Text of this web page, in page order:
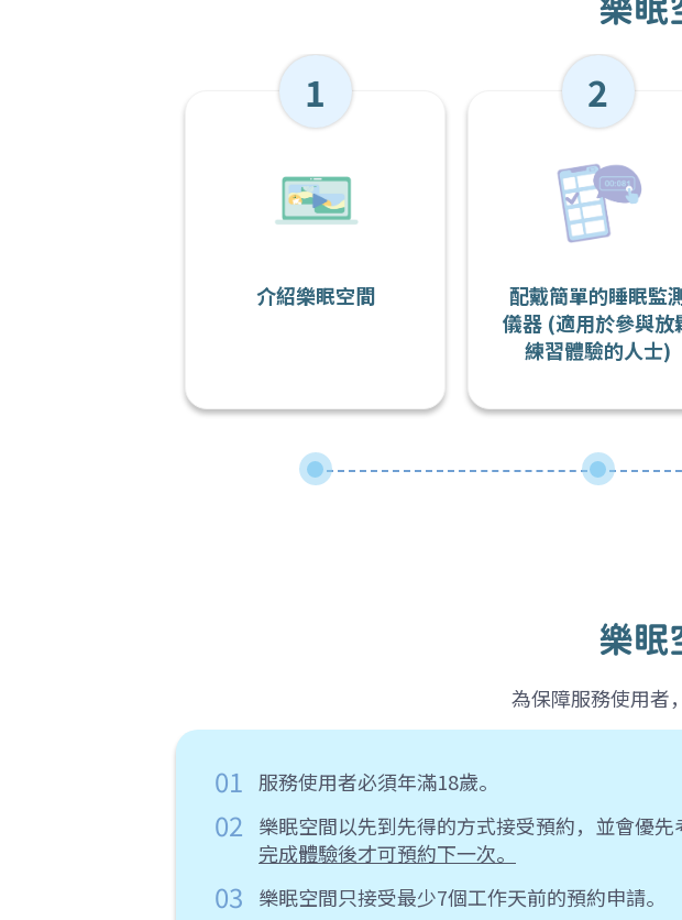
樂眠
1
介紹樂眠空間
2
配戴簡單的睡眠監
儀器 (適用於參與放
練習體驗的人士)
樂眠
為保障服務使用者
01 服務使用者必須年滿18歲。
02 樂眠空間以先到先得的方式接受預約，並會優先
完成體驗後才可預約下一次。
03 樂眠空間只接受最少7個工作天前的預約申請。